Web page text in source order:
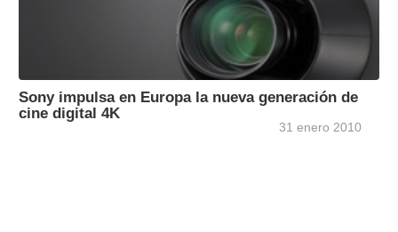
Sony impulsa en Europa la nueva generación de
cine digital 4K
31 enero 2010